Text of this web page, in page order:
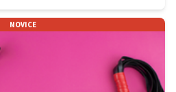
NOVICE